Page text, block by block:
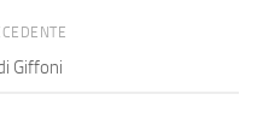
Giffoni